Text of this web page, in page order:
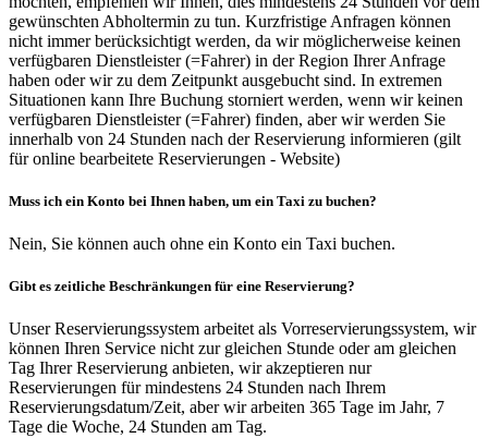
gewünschten Abholtermin zu tun. Kurzfristige Anfragen können
nicht immer berücksichtigt werden, da wir möglicherweise keinen
verfügbaren Dienstleister (=Fahrer) in der Region Ihrer Anfrage
haben oder wir zu dem Zeitpunkt ausgebucht sind. In extremen
Situationen kann Ihre Buchung storniert werden, wenn wir keinen
verfügbaren Dienstleister (=Fahrer) finden, aber wir werden Sie
innerhalb von 24 Stunden nach der Reservierung informieren (gilt
für online bearbeitete Reservierungen - Website)
Muss ich ein Konto bei Ihnen haben, um ein Taxi zu buchen?
Nein, Sie können auch ohne ein Konto ein Taxi buchen.
Gibt es zeitliche Beschränkungen für eine Reservierung?
Unser Reservierungssystem arbeitet als Vorreservierungssystem, wir
können Ihren Service nicht zur gleichen Stunde oder am gleichen
Tag Ihrer Reservierung anbieten, wir akzeptieren nur
Reservierungen für mindestens 24 Stunden nach Ihrem
Reservierungsdatum/Zeit, aber wir arbeiten 365 Tage im Jahr, 7
Tage die Woche, 24 Stunden am Tag.